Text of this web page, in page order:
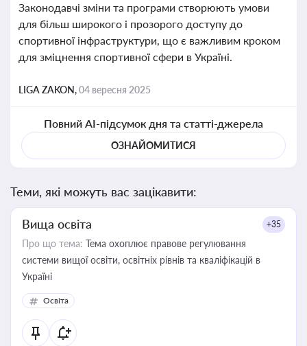
Законодавчі зміни та програми створюють умови
для більш широкого і прозорого доступу до
спортивної інфраструктури, що є важливим кроком
для зміцнення спортивної сфери в Україні.
LIGA ZAKON,04 вересня 2025
Повний AI-підсумок дня та статті-джерела
ОЗНАЙОМИТИСЯ
Теми, які можуть вас зацікавити:
Вища освіта +35
Про що тема: Тема охоплює правове регулювання
системи вищої освіти, освітніх рівнів та кваліфікацій в
Україні
Освіта